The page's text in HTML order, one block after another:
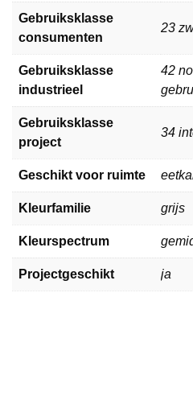
Gebruiksklasse
consumenten
23
Gebruiksklasse
industrieel
42
Gebruiksklasse
project
34
Geschikt voor ruimte
Kleurfamilie grijs
Kleurspectrum
Projectgeschikt ja